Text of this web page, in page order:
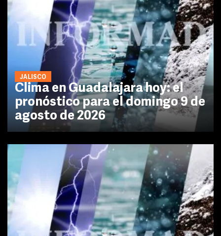
JALISCO
Clima en Guadalajara hoy: el
pronóstico para el domingo 9 de
agosto de 2026